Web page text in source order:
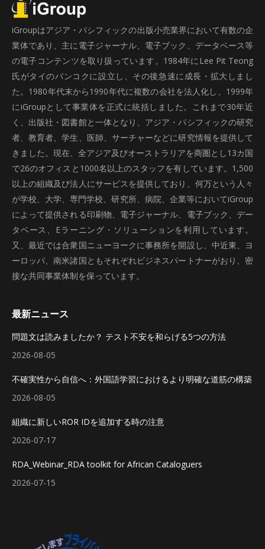
iGroupはアジア・パシフィックの出版小売業界において有数の企
業体であり、主に電子ジャーナル、電子ブック、データベース等
の電子コンテンツを取り扱っています。1984年にLee Pit Teong
氏がタイのバンコクに設立し、その後急速に成長・拡大しまし
た。1980年代末から1990年代に複数の会社を法人化し、1999年
にiGroupとして事業体を正式に統括しました。これまで30年近
く、出版社・図書館と一体となり、アジア・パシフィックの研究
者、教育者、学生、医師、サーチャーなどに研究情報を提供して
きました。現在、全アジア及びオーストラリアを商圏とし13カ国
で26のオフィスと1000名以上のスタッフを有しています。1,500
以上の組織及び法人にサービスを提供しており、何万という人々
が学校、大学、専門学校、研究所、病院、企業等においてiGroup
によって提供される印刷物、電子ジャーナル、電子ブック、デー
タベース、Eラーニング・ソリューションを利用しています。
又、最近では合衆国ニューヨークに事務所を開設し、中近東、ヨ
ーロッパ、南米諸国ともそれぞれビジネスパートナーがおり、密
接な共同事業体制を保っています。
最新ニュース
問題文は読みましたか？ テスト不安を和らげる5つの方法
2026-08-05
不確実性から自信へ：外国語学習におけるより明確な道筋の構築
2026-08-05
組織に新しいROR IDを追加する時の注意
2026-07-17
RDA_Webinar_RDA toolkit for African Cataloguers
2026-07-15